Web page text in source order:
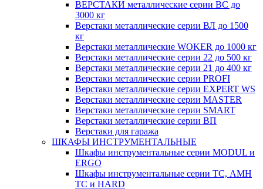
ВЕРСТАКИ металлические серии ВС до
3000 кг
Верстаки металлические серии ВЛ до 1500
кг
Верстаки металлические WOKER до 1000 кг
Верстаки металлические серии 22 до 500 кг
Верстаки металлические серии 21 до 400 кг
Верстаки металлические серии PROFI
Верстаки металлические серии EXPERT WS
Верстаки металлические серии MASTER
Верстаки металлические серии SMART
Верстаки металлические серии ВП
Верстаки для гаража
ШКАФЫ ИНСТРУМЕНТАЛЬНЫЕ
Шкафы инструментальные серии MODUL и
ERGO
Шкафы инструментальные серии ТС, АМН
ТС и HARD